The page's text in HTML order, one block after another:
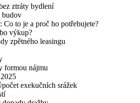
ztráty bydlení
budov
Co to je a proč ho potřebujete?
výkup?
zpětného leasingu
formou nájmu
exekučních srážek